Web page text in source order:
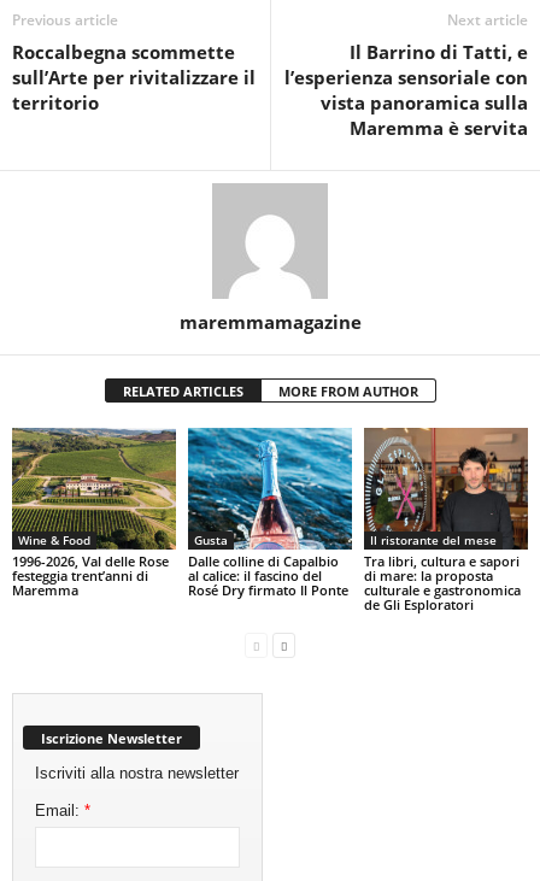
Previous article
Roccalbegna scommette
sull’Arte per rivitalizzare il
territorio
Next article
Il Barrino di Tatti, e
l’esperienza sensoriale con
vista panoramica sulla
Maremma è servita
maremmamagazine
RELATED ARTICLES MORE FROM AUTHOR
Wine & Food
1996-2026, Val delle Rose
festeggia trent’anni di
Maremma
Gusta
Dalle colline di Capalbio
al calice: il fascino del
Rosé Dry firmato Il Ponte
Il ristorante del mese
Tra libri, cultura e sapori
di mare: la proposta
culturale e gastronomica
de Gli Esploratori
Iscrizione Newsletter
Iscriviti alla nostra newsletter
Email:*